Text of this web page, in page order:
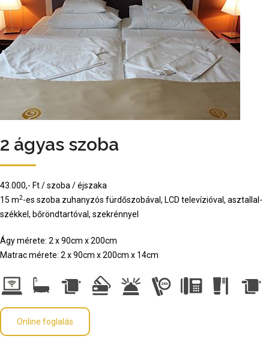
2 ágyas szoba
43.000,- Ft / szoba / éjszaka
15 m2-es szoba zuhanyzós fürdőszobával, LCD televízióval, asztallal-
székkel, bőröndtartóval, szekrénnyel
Ágy mérete: 2 x 90cm x 200cm
Matrac mérete: 2 x 90cm x 200cm x 14cm
Online foglalás